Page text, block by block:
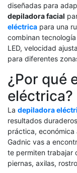
diseñadas para
depiladora facial
eléctrica para una
combinan
LED, velocidad
para diferentes
¿Por qué
eléctrica?
La depiladora
resultados
práctica, económica
Gadnic vas a
te permiten trabajar
piernas, axilas,